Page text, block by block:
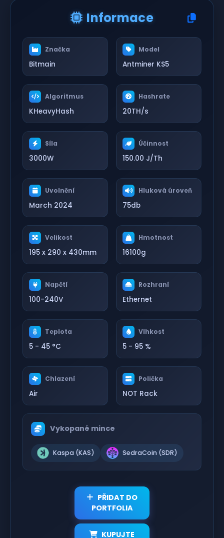
Informace
Značka
Bitmain
Model
Antminer KS5
Algoritmus
KHeavyHash
Hashrate
20TH/s
Síla
3000W
Účinnost
150.00 J/Th
Uvolnění
March 2024
Hluková úroveň
75db
Velikost
195 x 290 x 430mm
Hmotnost
16100g
Napětí
100-240V
Rozhraní
Ethernet
Teplota
5 - 45 °C
Vlhkost
5 - 95 %
Chlazení
Air
Polička
NOT Rack
Vykopané mince
Kaspa (KAS) SedraCoin (SDR)
PŘIDAT DO
PORTFOLIA
KUPUJTE